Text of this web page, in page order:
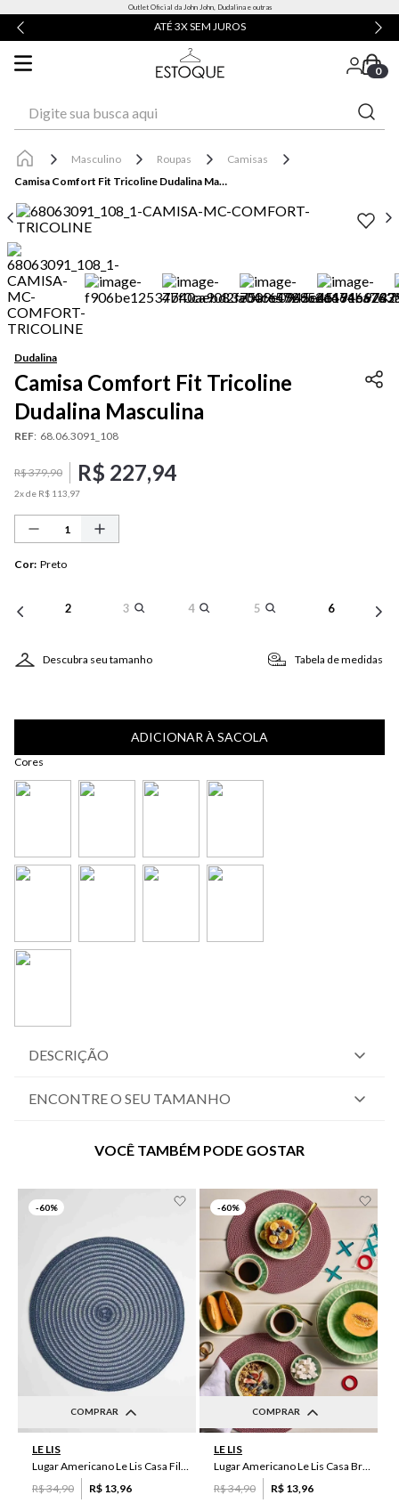
Outlet Oficial da John John, Dudalina e outras
ATÉ 3X SEM JUROS
0
Masculino Roupas
Camisas
Camisa Comfort Fit Tricoline Dudalina Masculina
Dudalina
Camisa Comfort Fit Tricoline
Dudalina Masculina
REF: 68.06.3091_108
R$379,90 R$ 227,94
2x de R$ 113 97
Cor: Preto
2 3 4 5 6
Descubra seu tamanho Tabela de medidas
ADICIONAR À SACOLA
Cores
DESCRIÇÃO
ENCONTRE O SEU TAMANHO
VOCÊ TAMBÉM PODE GOSTAR
-60%
COMPRAR
LE LIS
Lugar Americano Le Lis Casa Filipa
R$34,90 R$ 13 96
-60%
COMPRAR
LE LIS
Lugar Americano Le Lis Casa Brenda
R$34,90 R$ 13 96